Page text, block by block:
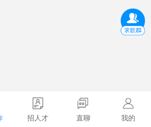
招人才 直聊 我的